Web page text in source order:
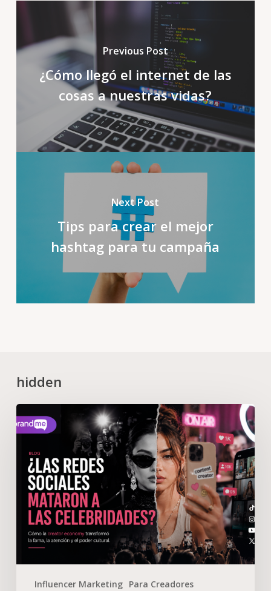
Previous Post
¿Cómo llegó el internet de las
cosas a nuestras vidas?
Next Post
Tips para crear el mejor
hashtag para tu campaña
hidden
Influencer Marketing Para Creadores